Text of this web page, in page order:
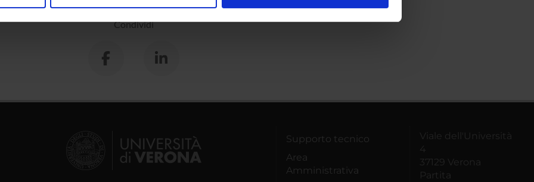
e social media, i quali potrebbero combinarle con altre informazioni che hai fornito loro o
Condividi
Supporto tecnico
Area
Amministrativa
Viale dell'Università
4
37129 Verona
Partita